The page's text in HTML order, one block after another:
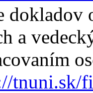
dokladov
a
tnuni.sk/